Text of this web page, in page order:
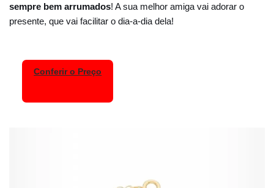
sempre bem arrumados! A sua melhor amiga vai adorar o
presente, que vai facilitar o dia-a-dia dela!
Conferir o Preço